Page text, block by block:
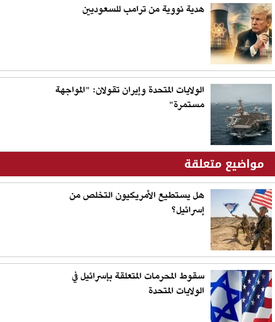
هدية نووية من ترامب للسعوديين
الولايات المتحدة وإيران تقولان: "المواجهة
مستمرة"
مواضيع متعلقة
هل يستطيع الأمريكيون التخلص من
إسرائيل؟
سقوط المحرمات المتعلقة بإسرائيل في
الولايات المتحدة